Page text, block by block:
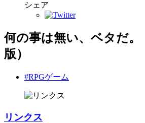
シェア
何の事は無い、ベタだ。
版）
#RPGゲーム
リンクス